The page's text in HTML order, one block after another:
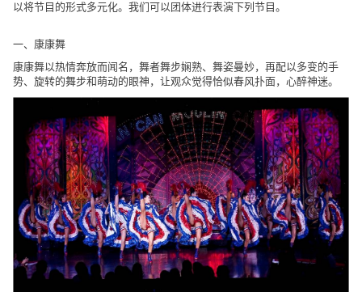
以将节目的形式多元化。我们可以团体进行表演下列节目。
一、康康舞
康康舞以热情奔放而闻名，舞者舞步娴熟、舞姿曼妙，再配以多变的手
势、旋转的舞步和萌动的眼神，让观众觉得恰似春风扑面，心醉神迷。